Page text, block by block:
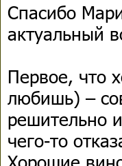
Спасибо
актуальный
Первое, что
любишь) –
решительно
чего-то